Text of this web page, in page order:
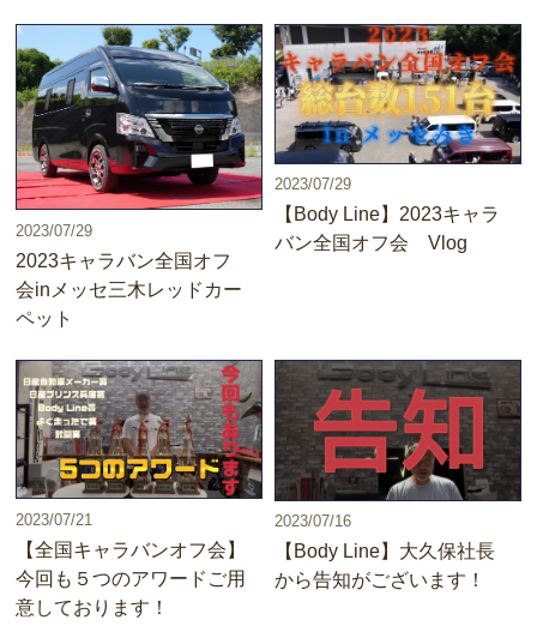
2023/07/29
2023キャラバン全国オフ
会inメッセ三木レッドカー
ペット
2023/07/29
【Body Line】2023キャラ
バン全国オフ会 Vlog
2023/07/21
【全国キャラバンオフ会】
今回も５つのアワードご用
意しております！
2023/07/16
【Body Line】大久保社長
から告知がございます！